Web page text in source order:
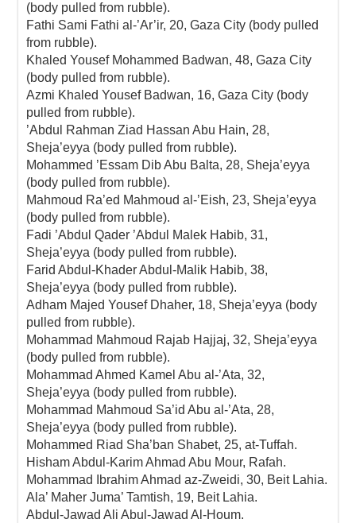
(body pulled from rubble).
Fathi Sami Fathi al-’Ar’ir, 20, Gaza City (body pulled
from rubble).
Khaled Yousef Mohammed Badwan, 48, Gaza City
(body pulled from rubble).
Azmi Khaled Yousef Badwan, 16, Gaza City (body
pulled from rubble).
’Abdul Rahman Ziad Hassan Abu Hain, 28,
Sheja’eyya (body pulled from rubble).
Mohammed ’Essam Dib Abu Balta, 28, Sheja’eyya
(body pulled from rubble).
Mahmoud Ra’ed Mahmoud al-’Eish, 23, Sheja’eyya
(body pulled from rubble).
Fadi ’Abdul Qader ’Abdul Malek Habib, 31,
Sheja’eyya (body pulled from rubble).
Farid Abdul-Khader Abdul-Malik Habib, 38,
Sheja’eyya (body pulled from rubble).
Adham Majed Yousef Dhaher, 18, Sheja’eyya (body
pulled from rubble).
Mohammad Mahmoud Rajab Hajjaj, 32, Sheja’eyya
(body pulled from rubble).
Mohammad Ahmed Kamel Abu al-’Ata, 32,
Sheja’eyya (body pulled from rubble).
Mohammad Mahmoud Sa’id Abu al-’Ata, 28,
Sheja’eyya (body pulled from rubble).
Mohammed Riad Sha’ban Shabet, 25, at-Tuffah.
Hisham Abdul-Karim Ahmad Abu Mour, Rafah.
Mohammad Ibrahim Ahmad az-Zweidi, 30, Beit Lahia.
Ala’ Maher Juma’ Tamtish, 19, Beit Lahia.
Abdul-Jawad Ali Abul-Jawad Al-Houm.